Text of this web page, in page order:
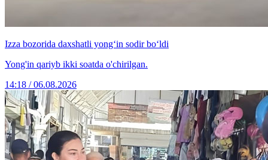
Izza bozorida daxshatli yong‘in sodir bo‘ldi
Yong'in qariyb ikki soatda o'chirilgan.
14:18 / 06.08.2026